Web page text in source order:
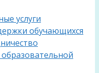
услуги
обучающихся